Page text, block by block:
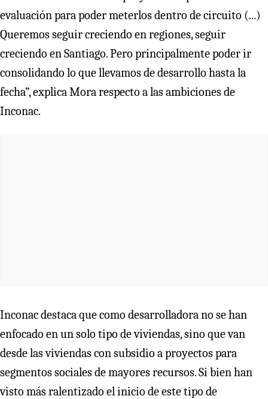
evaluación para poder meterlos dentro de circuito (...)
Queremos seguir creciendo en regiones, seguir
creciendo en Santiago. Pero principalmente poder ir
consolidando lo que llevamos de desarrollo hasta la
fecha”, explica Mora respecto a las ambiciones de
Inconac.
Inconac destaca que como desarrolladora no se han
enfocado en un solo tipo de viviendas, sino que van
desde las viviendas con subsidio a proyectos para
segmentos sociales de mayores recursos. Si bien han
visto más ralentizado el inicio de este tipo de